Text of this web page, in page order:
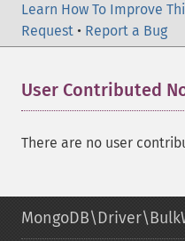
Learn How To Improve
Request • Report a Bug
User Contributed
There are no user